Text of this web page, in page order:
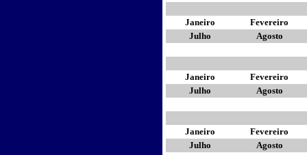
Janeiro
Fevereiro
Julho
Agosto
Janeiro
Fevereiro
Julho
Agosto
Janeiro
Fevereiro
Julho
Agosto